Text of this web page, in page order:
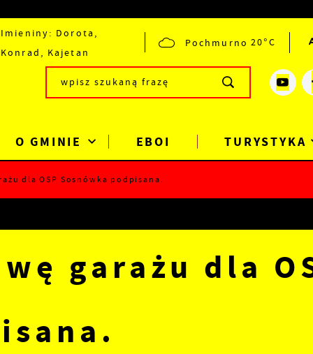
Imieniny: Dorota,
Konrad, Kajetan
Pochmurno 20°C
O GMINIE EBOI TURYSTYKA
dla OSP Sosnówka podpisana.
garażu dla